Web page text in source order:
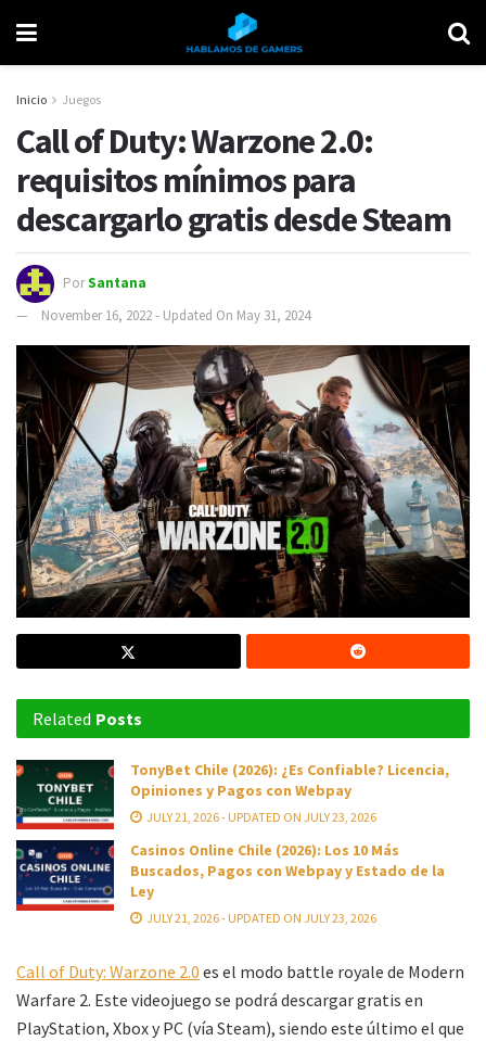
Inicio Juegos
Call of Duty: Warzone 2.0:
requisitos mínimos para
descargarlo gratis desde Steam
PorSantana
November 16, 2022 - Updated On May 31, 2024
Related Posts
TonyBet Chile (2026): ¿Es Confiable? Licencia,
Opiniones y Pagos con Webpay
JULY 21, 2026 - UPDATED ON JULY 23, 2026
Casinos Online Chile (2026): Los 10 Más
Buscados, Pagos con Webpay y Estado de la
Ley
JULY 21, 2026 - UPDATED ON JULY 23, 2026
Call of Duty: Warzone 2.0 es el modo battle royale de Modern
Warfare 2. Este videojuego se podrá descargar gratis en
PlayStation, Xbox y PC (vía Steam), siendo este último el que